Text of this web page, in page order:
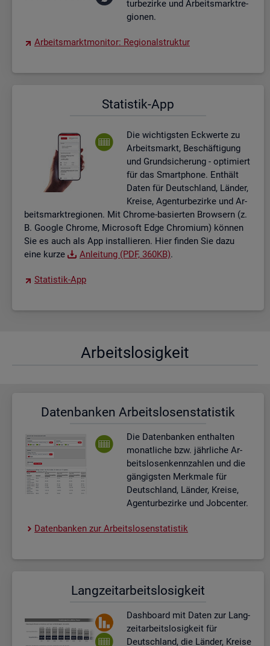
tur­be­zir­ke und Ar­beits­markt­re­
gio­nen.
Ar­beits­markt­mo­ni­tor: Re­gio­nal­struk­tur
Sta­tis­tik-App
Die wich­tigs­ten Eck­wer­te zu
Ar­beits­markt, Be­schäf­ti­gung
und Grund­si­che­rung - op­ti­miert
für das Smart­pho­ne. Ent­hält
Daten für Deutsch­land, Län­der,
Krei­se, Agen­tur­be­zir­ke und Ar­
beits­markt­re­gio­nen. Mit Chro­me-ba­sier­ten Brow­sern (z.
B. Goog­le Chro­me, Mi­cro­soft Edge Chro­mi­um) kön­nen
Sie es auch als App in­stal­lie­ren. Hier fin­den Sie dazu
eine kurze
An­lei­tung (PDF, 360KB).
Sta­tis­tik-App
Ar­beits­lo­sig­keit
Da­ten­ban­ken Ar­beits­lo­sen­sta­tis­tik
Die Da­ten­ban­ken ent­hal­ten
mo­nat­li­che bzw. jähr­li­che Ar­
beits­lo­sen­kenn­zah­len und die
gän­gigs­ten Merk­ma­le für
Deutsch­land, Län­der, Krei­se,
Agen­tur­be­zir­ke und Job­cen­ter.
Da­ten­ban­ken zur Ar­beits­lo­sen­sta­tis­tik
Lang­zeit­ar­beits­lo­sig­keit
Dash­board mit Daten zur Lang­
zeit­ar­beits­lo­sig­keit für
Deutsch­land, die Län­der, Krei­se